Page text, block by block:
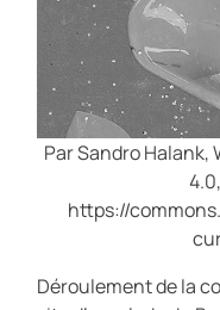
Par Sandro Halank,
https://
Déroulement de la